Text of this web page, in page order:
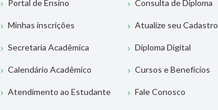
Portal de Ensino
Minhas inscrições
Secretaria Acadêmica
Calendário Acadêmico
Atendimento ao Estudante
Consulta de Diploma
Atualize seu Cadastro
Diploma Digital
Cursos e Benefícios
Fale Conosco